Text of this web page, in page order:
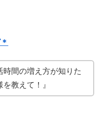
時間の増え方が知りた
教えて！』